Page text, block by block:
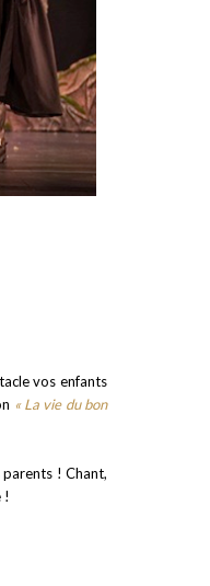
vos enfants
« La vie du bon
parents ! Chant,
!